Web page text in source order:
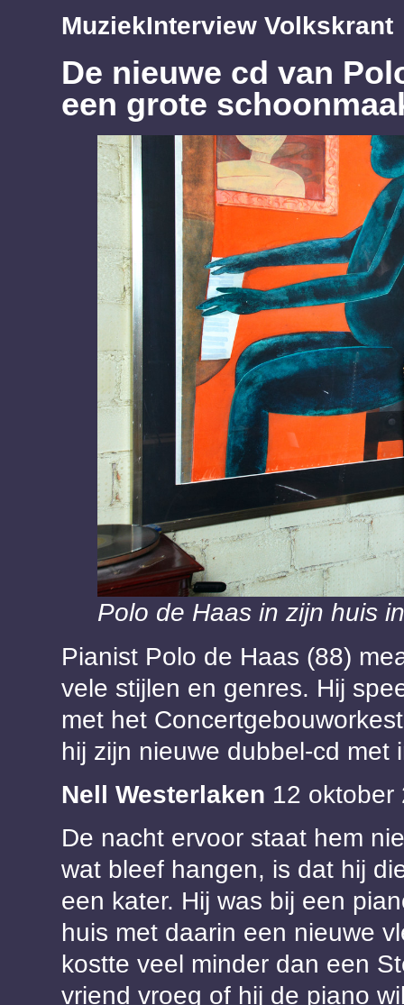
MuziekInterview Volkskrant
De nieuwe cd van
een grote
Polo de Haas in zijn huis
Pianist Polo de Haas (88)
vele stijlen en genres. Hij
met het
hij zijn nieuwe dubbel-cd met
Nell Westerlaken 12 oktober
De nacht ervoor staat hem
wat bleef hangen, is dat hij
een kater. Hij was bij een
huis met daarin een nieuwe
kostte veel minder dan een
vriend vroeg of hij de piano